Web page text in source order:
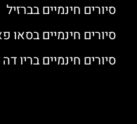
סיורים חינמיים בברזיל
סיורים חינמיים בסאו
סיורים חינמיים בריו דה